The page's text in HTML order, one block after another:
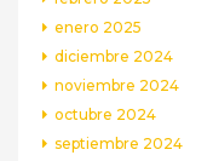
enero 2025
diciembre 2024
noviembre 2024
octubre 2024
septiembre 2024